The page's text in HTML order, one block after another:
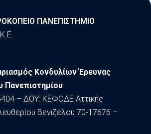
ΠΑΝΕΠΙΣΤΗΜΙΟ
Κονδυλίων Έρευνας
Πανεπιστημίου
– ΔΟΥ: ΚΕΦΟΔΕ Αττικής
Βενιζέλου 70-17676 –